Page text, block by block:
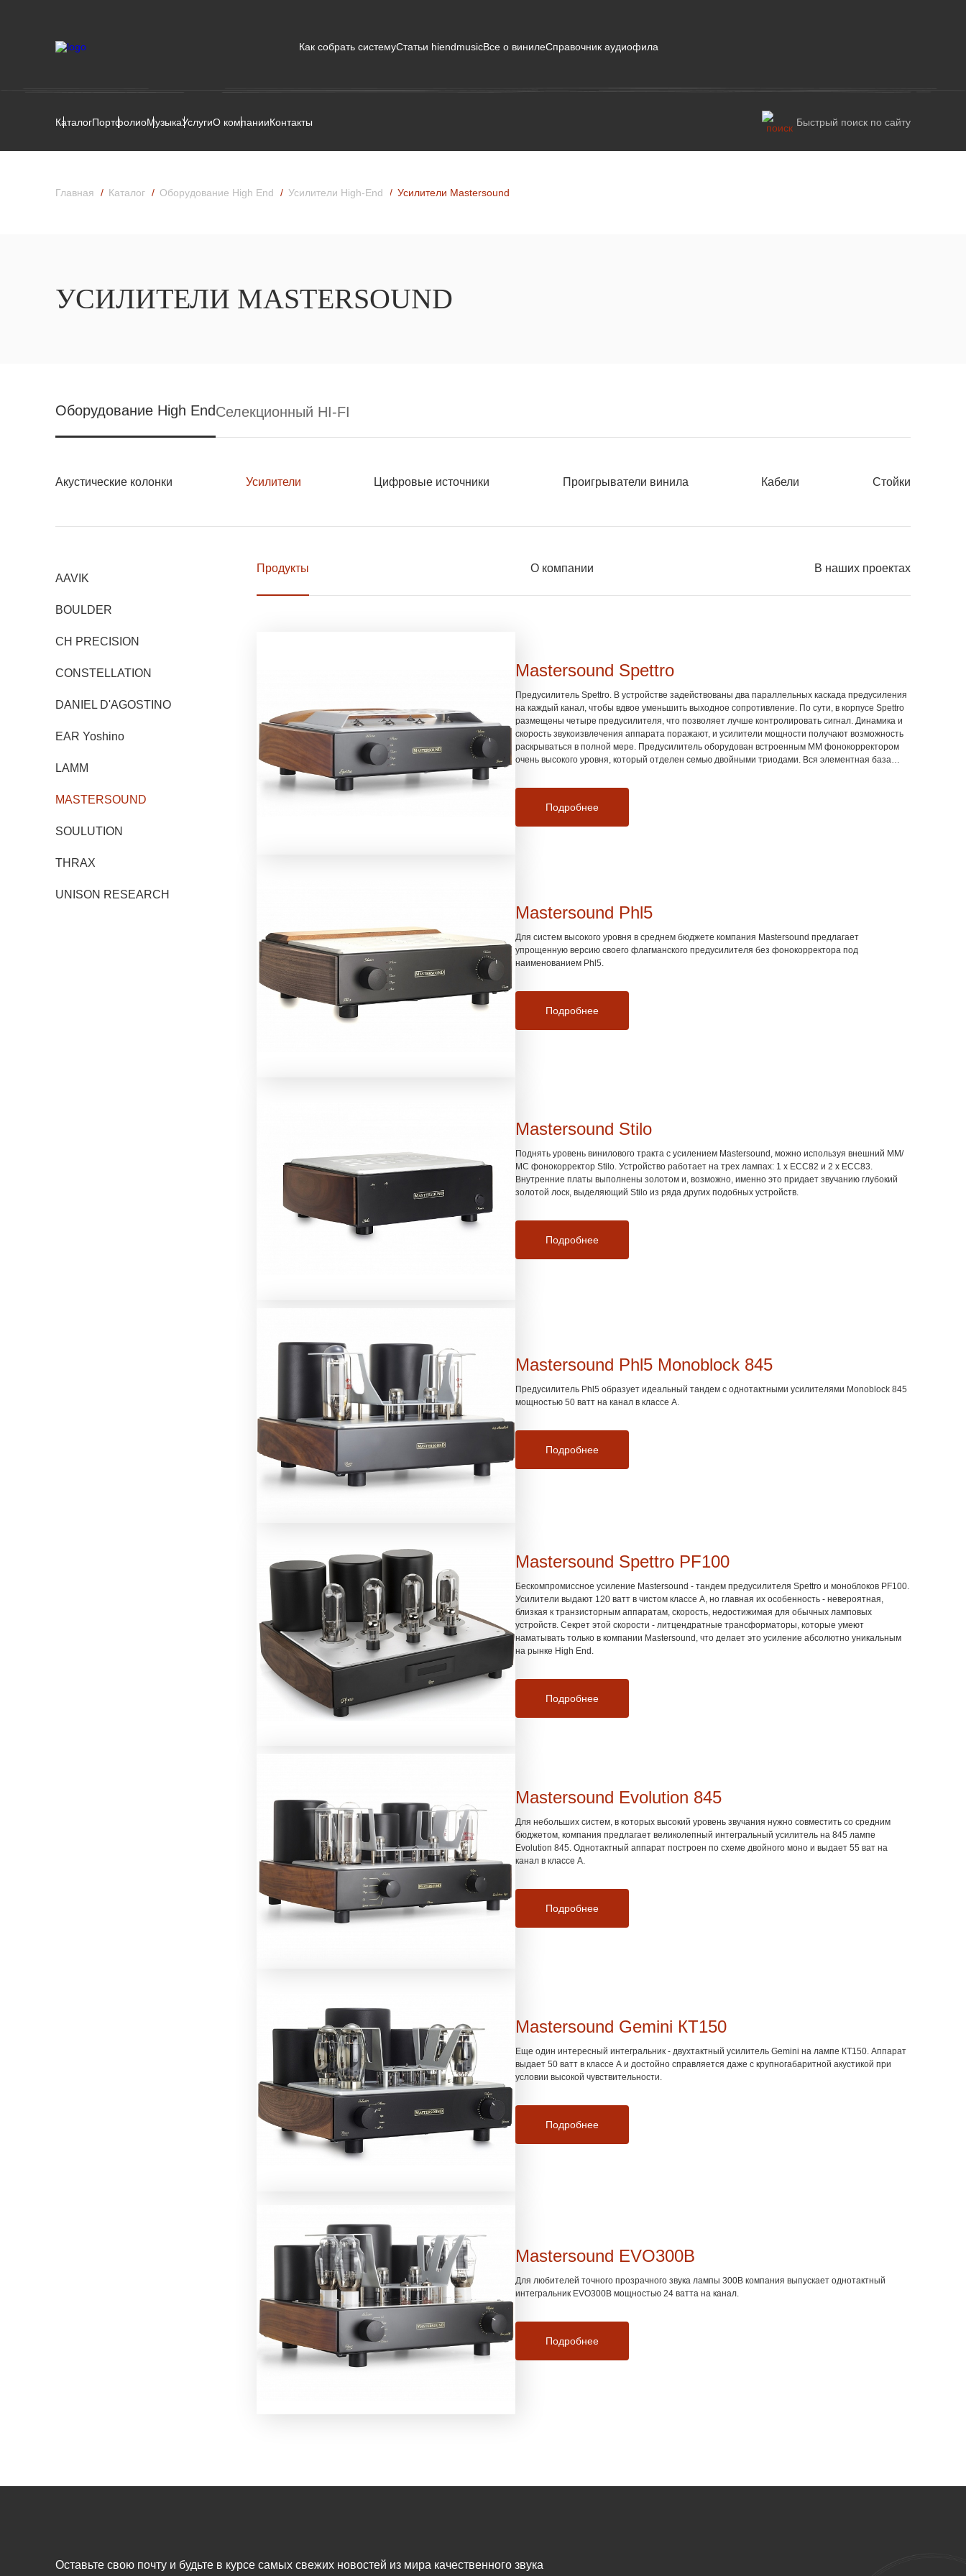
Как собрать системуСтатьи hiendmusicВсе о винилеСправочник аудиофила
КаталогПортфолиоМузыкаУслугиО компанииКонтакты Быстрый поиск по сайту
Главная Каталог Оборудование High End Усилители High-End Усилители Mastersound
УСИЛИТЕЛИ MASTERSOUND
Оборудование High EndСелекционный HI-FI
Акустические колонки Усилители Цифровые источники Проигрыватели винила Кабели Стойки
AAVIK
BOULDER
CH PRECISION
CONSTELLATION
DANIEL D'AGOSTINO
EAR Yoshino
LAMM
MASTERSOUND
SOULUTION
THRAX
UNISON RESEARCH
Продукты О компании В наших проектах
Mastersound Spettro
Предусилитель Spettro. В устройстве задействованы два параллельных каскада предусиления
на каждый канал, чтобы вдвое уменьшить выходное сопротивление. По сути, в корпусе Spettro
размещены четыре предусилителя, что позволяет лучше контролировать сигнал. Динамика и
скорость звукоизвлечения аппарата поражают, и усилители мощности получают возможность
раскрываться в полной мере. Предусилитель оборудован встроенным ММ фонокорректором
очень высокого уровня, который отделен семью двойными триодами. Вся элементная база
Предусилитель можно совмещать с любыми усилителями мощности, но лучше всего он
высочайшего уровня для самых бескопромиссных систем.
Подробнее
Mastersound Phl5
Для систем высокого уровня в среднем бюджете компания Mastersound предлагает
упрощенную версию своего флагманского предусилителя без фонокорректора под
наименованием Phl5.
Подробнее
Mastersound Stilo
Поднять уровень винилового тракта с усилением Mastersound, можно используя внешний ММ/
МС фонокорректор Stilo. Устройство работает на трех лампах: 1 x ECC82 и 2 x ECC83.
Внутренние платы выполнены золотом и, возможно, именно это придает звучанию глубокий
золотой лоск, выделяющий Stilo из ряда других подобных устройств.
Подробнее
Mastersound Phl5 Monoblock 845
Предусилитель Phl5 образует идеальный тандем с однотактными усилителями Monoblock 845
мощностью 50 ватт на канал в классе А.
Подробнее
Mastersound Spettro PF100
Бескомпромиссное усиление Mastersound - тандем предусилителя Spettro и моноблоков PF100.
Усилители выдают 120 ватт в чистом классе А, но главная их особенность - невероятная,
близкая к транзисторным аппаратам, скорость, недостижимая для обычных ламповых
устройств. Секрет этой скорости - литцендратные трансформаторы, которые умеют
наматывать только в компании Mastersound, что делает это усиление абсолютно уникальным
на рынке High End.
Подробнее
Mastersound Evolution 845
Для небольших систем, в которых высокий уровень звучания нужно совместить со средним
бюджетом, компания предлагает великолепный интегральный усилитель на 845 лампе
Evolution 845. Однотактный аппарат построен по схеме двойного моно и выдает 55 ват на
канал в классе А.
Подробнее
Mastersound Gemini КТ150
Еще один интересный интегральник - двухтактный усилитель Gemini на лампе КТ150. Аппарат
выдает 50 ватт в классе А и достойно справляется даже с крупногабаритной акустикой при
условии высокой чувствительности.
Подробнее
Mastersound EVO300B
Для любителей точного прозрачного звука лампы 300В компания выпускает однотактный
интегральник EVO300B мощностью 24 ватта на канал.
Подробнее
Оставьте свою почту и будьте в курсе самых свежих новостей из мира качественного звука